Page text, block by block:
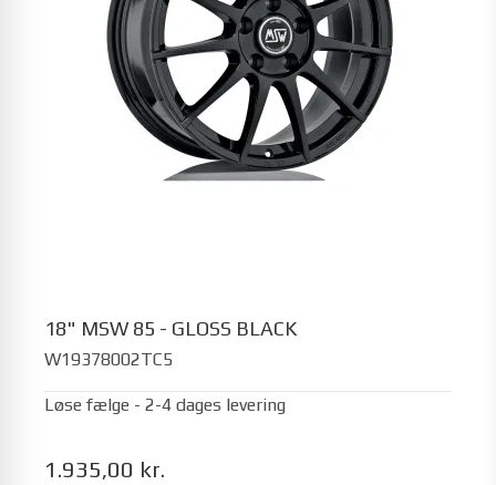
18" MSW 85 - GLOSS BLACK
W19378002TC5
Løse fælge - 2-4 dages levering
1.935,00 kr.